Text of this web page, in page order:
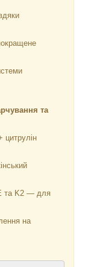
та
цитрулін
E та K2 — для
на